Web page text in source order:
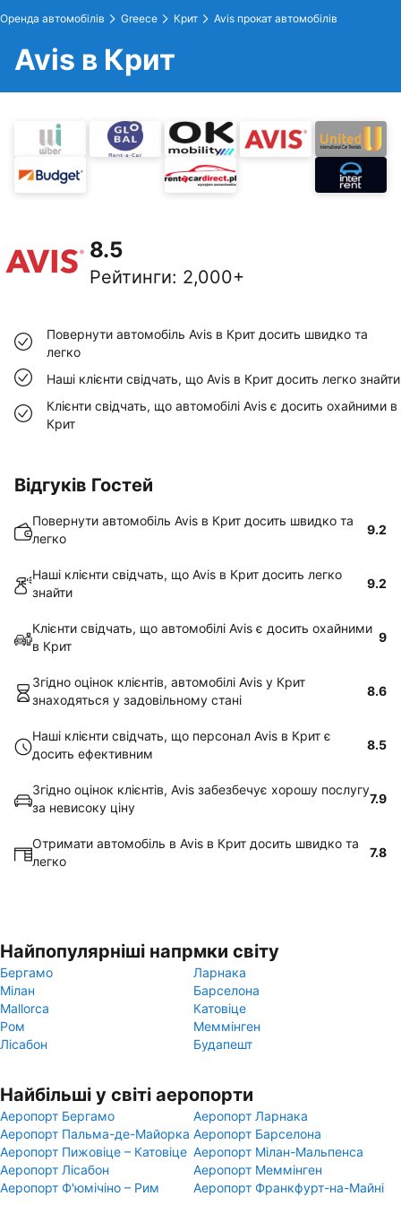
Оренда автомобілів Greece Крит Avis прокат автомобілів
Avis в Крит
8.5
Рейтинги: 2,000+
Повернути автомобіль Avis в Крит досить швидко та
легко
Наші клієнти свідчать, що Avis в Крит досить легко знайти
Клієнти свідчать, що автомобілі Avis є досить охайними в
Крит
Відгуків Гостей
Повернути автомобіль Avis в Крит досить швидко та
легко
9.2
Наші клієнти свідчать, що Avis в Крит досить легко
знайти
9.2
Клієнти свідчать, що автомобілі Avis є досить охайними
в Крит
9
Згідно оцінок клієнтів, автомобілі Avis у Крит
знаходяться у задовільному стані
8.6
Наші клієнти свідчать, що персонал Avis в Крит є
досить ефективним
8.5
Згідно оцінок клієнтів, Avis забезбечує хорошу послугу
за невисоку ціну
7.9
Отримати автомобіль в Avis в Крит досить швидко та
легко
7.8
Найпопулярніші напрмки світу
Бергамо
Ларнака
Мілан
Барселона
Mallorca
Катовіце
Ром
Меммінген
Лісабон
Будапешт
Найбільші у світі аеропорти
Аеропорт Бергамо
Аеропорт Ларнака
Аеропорт Пальма-де-Майорка Аеропорт Барселона
Аеропорт Пижовіце – Катовіце Аеропорт Мілан-Мальпенса
Аеропорт Лісабон
Аеропорт Меммінген
Аеропорт Ф'юмічіно – Рим
Аеропорт Франкфурт-на-Майні